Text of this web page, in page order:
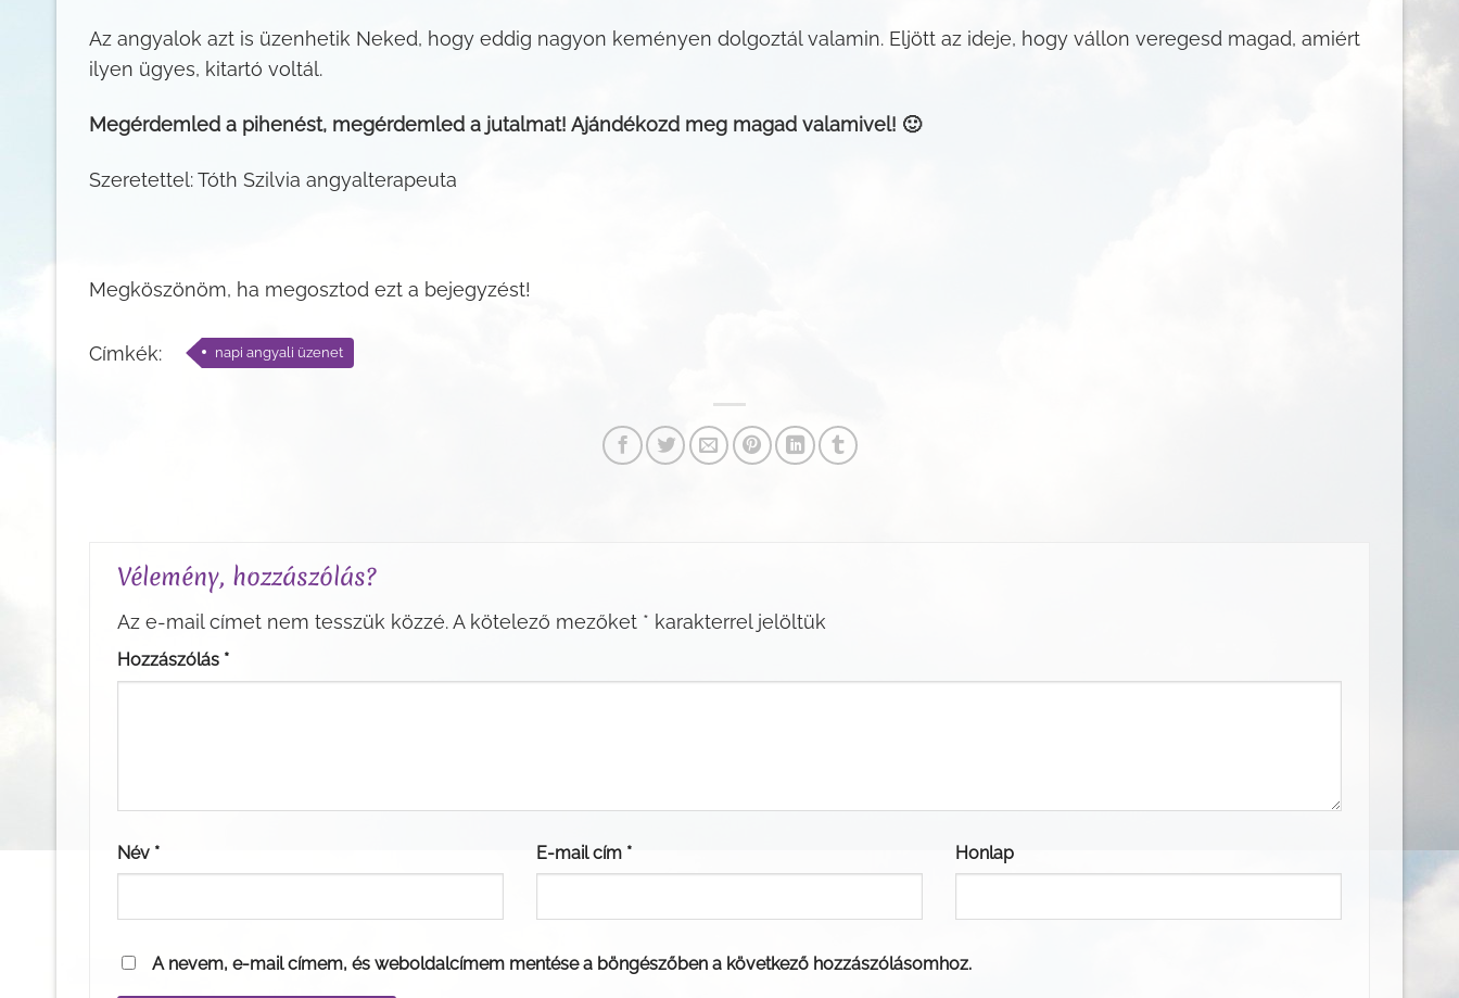
Az angyalok azt is üzenhetik Neked, hogy eddig nagyon keményen dolgoztál valamin. Eljött az ideje, hogy vállon veregesd magad, amiért
ilyen ügyes, kitartó voltál.
Megérdemled a pihenést, megérdemled a jutalmat! Ajándékozd meg magad valamivel! 🙂
Szeretettel: Tóth Szilvia angyalterapeuta
Megköszönöm, ha megosztod ezt a bejegyzést!
Címkék: napi angyali üzenet
Vélemény, hozzászólás?
Az e-mail címet nem tesszük közzé.A kötelező mezőket * karakterrel jelöltük
Hozzászólás *
Név * E-mail cím * Honlap
A nevem, e-mail címem, és weboldalcímem mentése a böngészőben a következő hozzászólásomhoz.